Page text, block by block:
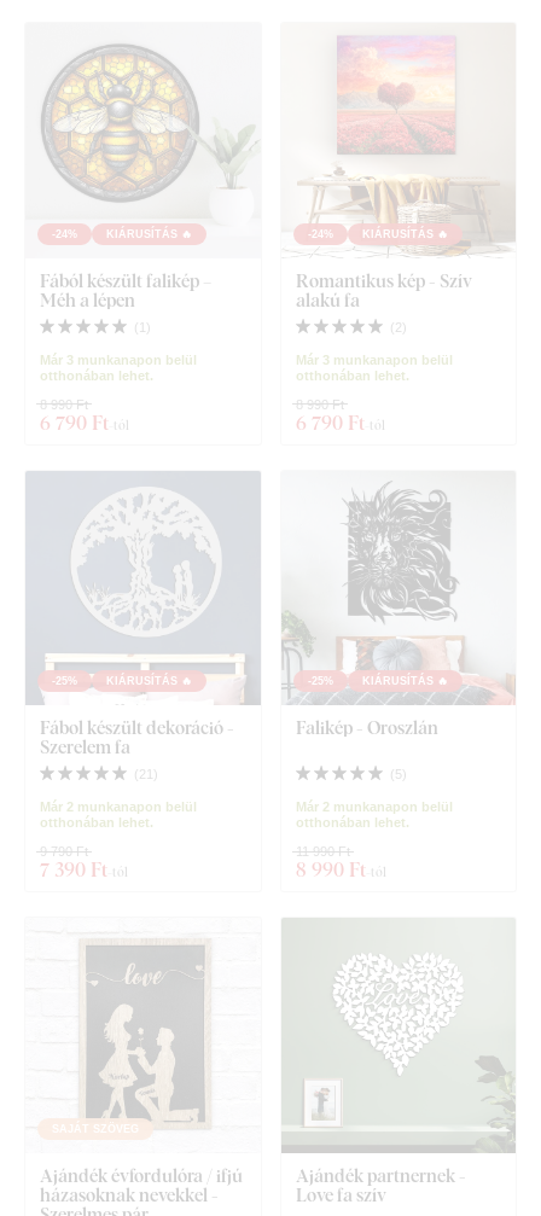
-24% KIÁRUSÍTÁS 🔥
Fából készült falikép –
Méh a lépen
( 1 )
Már 3 munkanapon belül
otthonában lehet.
6 790 Ft -tól
8 990 Ft
-24% KIÁRUSÍTÁS 🔥
Romantikus kép - Szív
alakú fa
( 2)
Már 3 munkanapon belül
otthonában lehet.
6 790 Ft -tól
8 990 Ft
-25% KIÁRUSÍTÁS 🔥
Fábol készült dekoráció -
Szerelem fa
( 21 )
Már 2 munkanapon belül
otthonában lehet.
7 390 Ft -tól
9 790 Ft
-25% KIÁRUSÍTÁS 🔥
Falikép - Oroszlán
( 5)
Már 2 munkanapon belül
otthonában lehet.
8 990 Ft -tól
11 990 Ft
SAJÁT SZÖVEG
Ajándék évfordulóra / ifjú
házasoknak nevekkel -
Ajándék partnernek -
Love fa szív